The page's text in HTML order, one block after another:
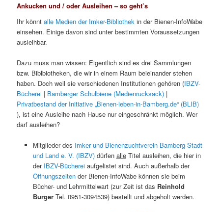
Ankucken und / oder Ausleihen – so geht’s
Ihr könntalle Medien der Imker-Bibliothek in der Bienen-InfoWabe
einsehen. Einige davon sind unter bestimmten Voraussetzungen
ausleihbar.
Dazu muss man wissen: Eigentlich sind es drei Sammlungen
bzw. Biblbiotheken, die wir in einem Raum beieinander stehen
haben. Doch weil sie verschiedenen Institutionen gehören (IBZV-
Bücherei | Bamberger Schulbiene (Medienrucksack) |
Privatbestand der Initiative „Bienen-leben-in-Bamberg.de“ (BLIB)
), ist eine Ausleihe nach Hause nur eingeschränkt möglich. Wer
darf ausleihen?
Mitglieder des Imker und Bienenzuchtverein Bamberg Stadt
und Land e. V. (IBZV)dürfen alleTitel ausleihen, die hier in
der IBZV-Büchereiaufgelistet sind. Auch außerhalb der
Öffnungszeitender Bienen-InfoWabe können sie beim
Bücher- und Lehrmittelwart (zur Zeit ist das Reinhold
Burger Tel. 0951-3094539) bestellt und abgeholt werden.